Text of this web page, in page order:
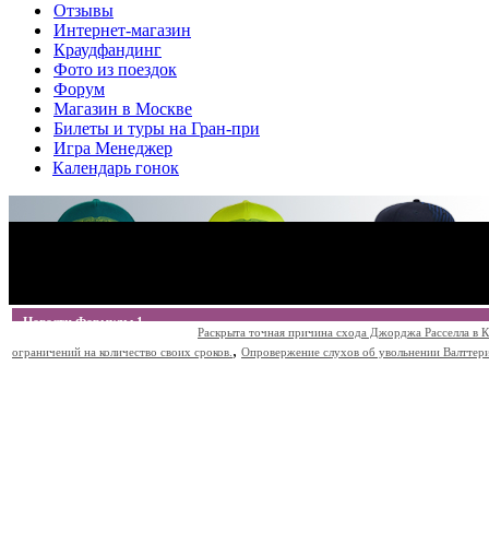
Отзывы
Интернет-магазин
Краудфандинг
Фото из поездок
Форум
Магазин в Москве
Билеты и туры на Гран-при
Игра Менеджер
Календарь гонок
Новости Формулы 1
Раскрыта точная причина схода Джорджа Расселла в
ограничений на количество своих сроков. , Опровержение слухов об увольнении